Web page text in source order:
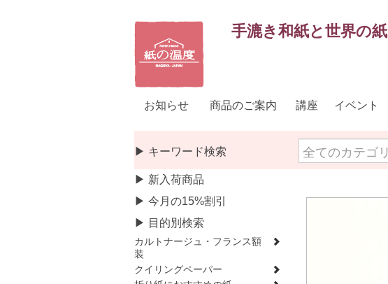
手漉き和紙と世界の紙
お知らせ 商品のご案内 講座 イベント
▶ キーワード検索
▶ 新入荷商品
▶ 今月の15%割引
▶ 目的別検索
カルトナージュ・フランス額
装
クイリングペーパー